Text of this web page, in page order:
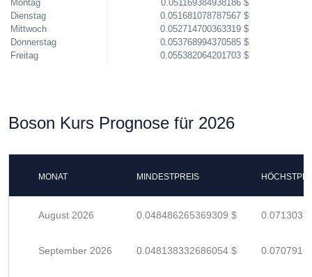
Montag
Dienstag
Mittwoch
Donnerstag
Freitag
0.051169384938186 $
0.051681078787567 $
0.052714700363319 $
0.053768994370585 $
0.055382064201703 $
Boson Kurs Prognose für 2026
MONAT MINDESTPREIS
August 2026 0.048486265369309 $
September 2026 0.048138332686054 $